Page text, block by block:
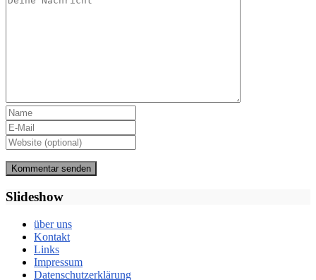
Slideshow
über uns
Kontakt
Links
Impressum
Datenschutzerklärung